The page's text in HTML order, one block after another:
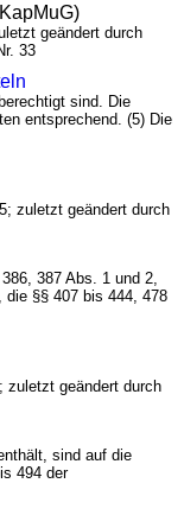
geändert durch
33
sind. Die
entsprechend. (5) Die
zuletzt geändert durch
387 Abs. 1 und 2,
§§ 407 bis 444, 478
zuletzt geändert durch
sind auf die
494 der